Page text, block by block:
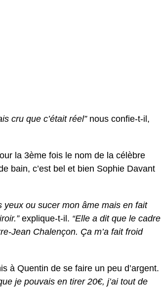
cru que c’était réel”nous confie-t-il,
la 3ème fois le nom de la célèbre
bain, c’est bel et bien Sophie Davant
yeux ou sucer mon âme mais en fait
explique-t-il. “Elle a dit que le cadre
Jean Chalençon. Ça m’a fait froid
à Quentin de se faire un peu d’argent.
je pouvais en tirer 20€, j’ai tout de